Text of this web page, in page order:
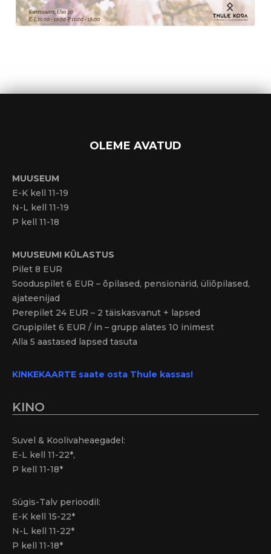
OLEME AVATUD
MUUSEUM
E-K kell 11-19
N-L kell 11-19
P kell 11-18
MUUSEUMI KÜLASTUS
Pilet 8 EUR
Sooduspilet 6 EUR – õpilased, pensionärid, üliõpilased,
ajateenijad
Perepilet 24 EUR – 2 täiskasvanut + lapsed
Grupipilet 6 EUR / in – grupp alates 10 inimest
Alla 5 aastased lapsed tasuta
KINKEKAARTE saate osta Thule kassas!
KINO
Suvel & Koolivaheaegadel:
E-L kell 11-22*,
P kell 11-18*
Sügis-Talv perioodil:
E-K kell 15-22*
N-L kell 11-22*
P kell 11-18*